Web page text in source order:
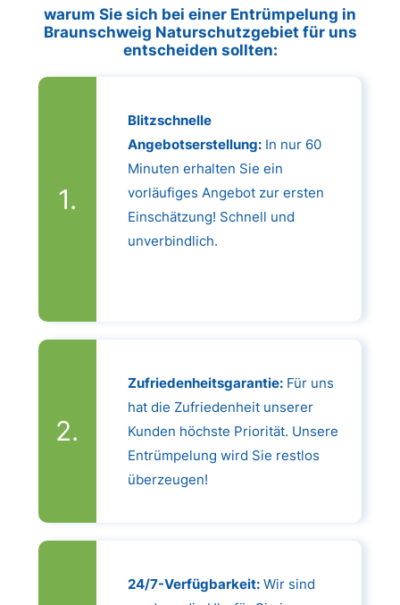
warum Sie sich bei einer Entrümpelung in
Braunschweig Naturschutzgebiet für uns
entscheiden sollten:
Blitzschnelle
Angebotserstellung:In nur 60
Minuten erhalten Sie ein
vorläufiges Angebot zur ersten
Einschätzung! Schnell und
unverbindlich.
Zufriedenheitsgarantie:Für uns
hat die Zufriedenheit unserer
Kunden höchste Priorität. Unsere
Entrümpelung wird Sie restlos
überzeugen!
24/7-Verfügbarkeit:Wir sind